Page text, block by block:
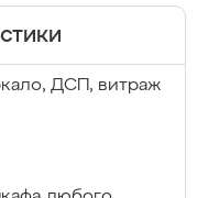
ДСП, витраж